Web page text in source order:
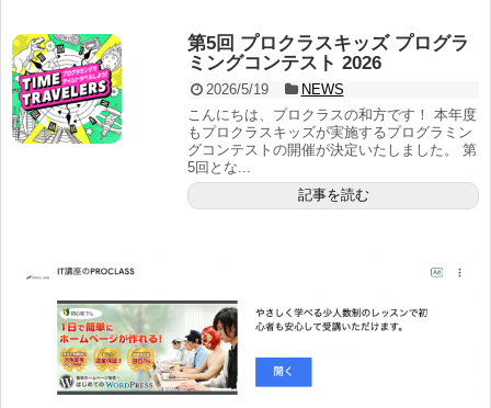
第5回 プロクラスキッズ プログラ
ミングコンテスト 2026
2026/5/19
NEWS
こんにちは、プロクラスの和方です！ 本年度
もプロクラスキッズが実施するプログラミン
グコンテストの開催が決定いたしました。 第
5回とな...
記事を読む